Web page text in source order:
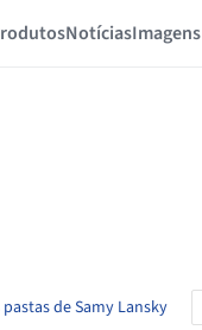
NotíciasImagens
de Samy Lansky